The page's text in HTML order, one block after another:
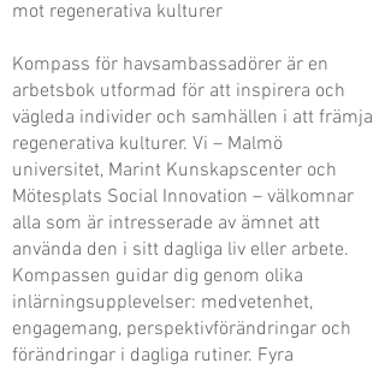
mot regenerativa kulturer
Kompass för havsambassadörer är en
arbetsbok utformad för att inspirera och
vägleda individer och samhällen i att främja
regenerativa kulturer. Vi – Malmö
universitet, Marint Kunskapscenter och
Mötesplats Social Innovation – välkomnar
alla som är intresserade av ämnet att
använda den i sitt dagliga liv eller arbete.
Kompassen guidar dig genom olika
inlärningsupplevelser: medvetenhet,
engagemang, perspektivförändringar och
förändringar i dagliga rutiner. Fyra